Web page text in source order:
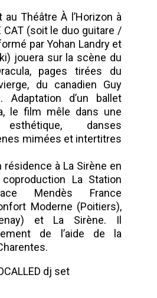
au Théâtre À l’Horizon à
CAT (soit le duo guitare /
par Yohan Landry et
jouera sur la scène du
pages tirées du
du canadien Guy
Adaptation d’un ballet
le film mêle dans une
esthétique, danses
mimées et intertitres
résidence à La Sirène en
La Station
Mendès France
Moderne (Poitiers),
et La Sirène. Il
de l’aide de la
dj set